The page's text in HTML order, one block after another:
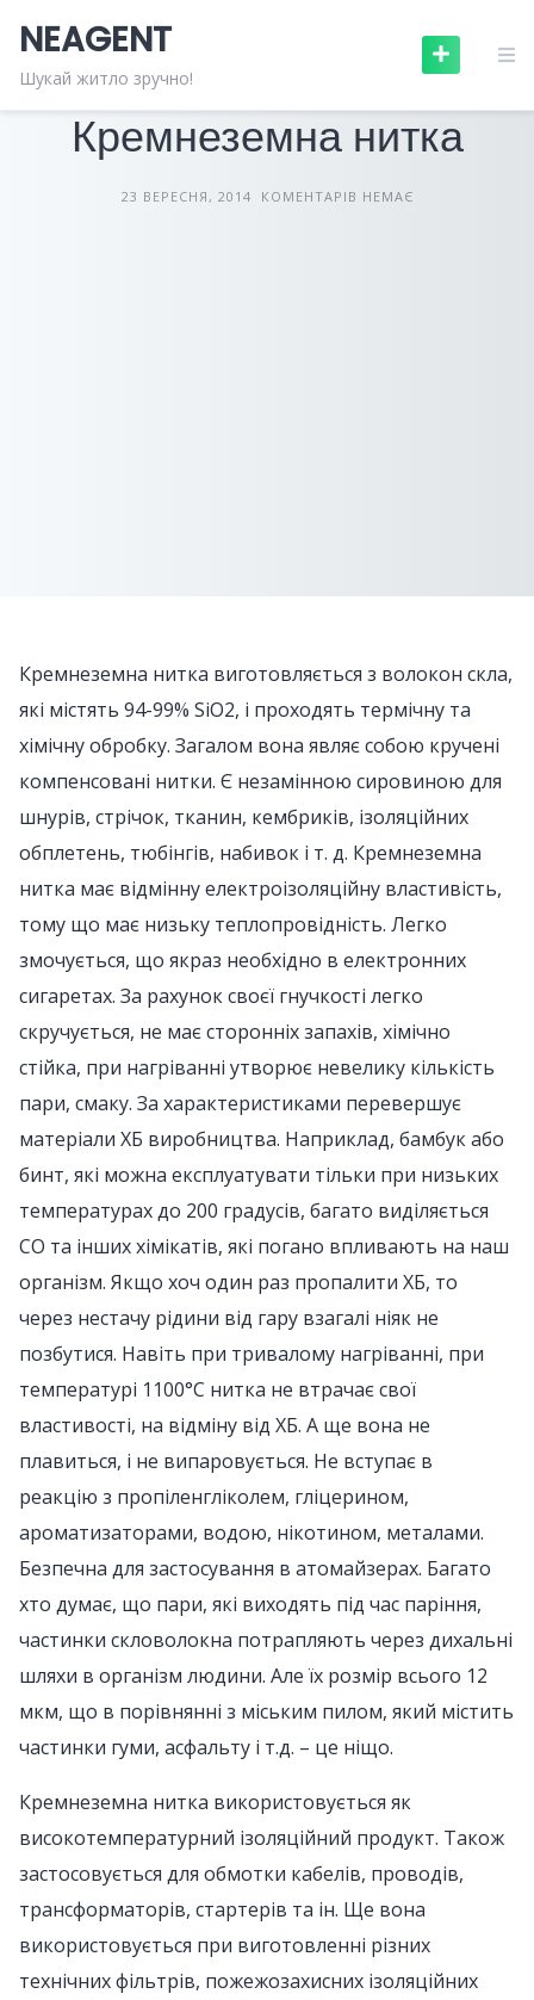
content
NEAGENT
Шукай житло зручно!БУДІВЕЛЬНІ МАТЕРІАЛИ
Кремнеземна нитка
23 ВЕРЕСНЯ, 2014 КОМЕНТАРІВ НЕМАЄ
Кремнеземна нитка виготовляється з волокон скла,
які містять 94-99% SiO2, і проходять термічну та
хімічну обробку. Загалом вона являє собою кручені
компенсовані нитки. Є незамінною сировиною для
шнурів, стрічок, тканин, кембриків, ізоляційних
обплетень, тюбінгів, набивок і т. д. Кремнеземна
нитка має відмінну електроізоляційну властивість,
тому що має низьку теплопровідність. Легко
змочується, що якраз необхідно в електронних
сигаретах. За рахунок своєї гнучкості легко
скручується, не має сторонніх запахів, хімічно
стійка, при нагріванні утворює невелику кількість
пари, смаку. За характеристиками перевершує
матеріали ХБ виробництва. Наприклад, бамбук або
бинт, які можна експлуатувати тільки при низьких
температурах до 200 градусів, багато виділяється
СО та інших хімікатів, які погано впливають на наш
організм. Якщо хоч один раз пропалити ХБ, то
через нестачу рідини від гару взагалі ніяк не
позбутися. Навіть при тривалому нагріванні, при
температурі 1100°С нитка не втрачає свої
властивості, на відміну від ХБ. А ще вона не
плавиться, і не випаровується. Не вступає в
реакцію з пропіленгліколем, гліцерином,
ароматизаторами, водою, нікотином, металами.
Безпечна для застосування в атомайзерах. Багато
хто думає, що пари, які виходять під час паріння,
частинки скловолокна потрапляють через дихальні
шляхи в організм людини. Але їх розмір всього 12
мкм, що в порівнянні з міським пилом, який містить
частинки гуми, асфальту і т.д. – це ніщо.
Кремнеземна нитка використовується як
високотемпературний ізоляційний продукт. Також
застосовується для обмотки кабелів, проводів,
трансформаторів, стартерів та ін. Ще вона
використовується при виготовленні різних
технічних фільтрів, пожежозахисних ізоляційних